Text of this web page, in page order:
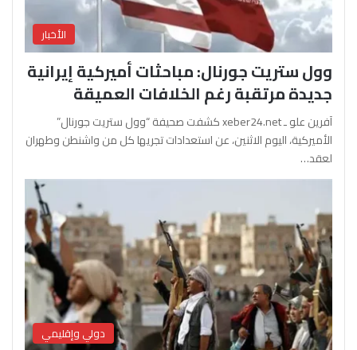
الأخبار
وول ستريت جورنال: مباحثات أميركية إيرانية
جديدة مرتقبة رغم الخلافات العميقة
آفرين علو ـ xeber24.net كشفت صحيفة “وول ستريت جورنال”
الأميركية، اليوم الاثنين، عن استعدادات تجريها كل من واشنطن وطهران
لعقد…
دولي وإقليمي